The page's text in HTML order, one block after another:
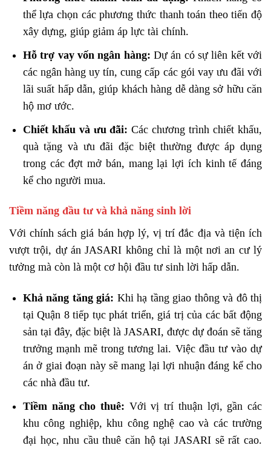
thể lựa chọn các phương thức thanh toán theo tiến độ
xây dựng, giúp giảm áp lực tài chính.
Hỗ trợ vay vốn ngân hàng: Dự án có sự liên kết với
các ngân hàng uy tín, cung cấp các gói vay ưu đãi với
lãi suất hấp dẫn, giúp khách hàng dễ dàng sở hữu căn
hộ mơ ước.
Chiết khấu và ưu đãi: Các chương trình chiết khấu,
quà tặng và ưu đãi đặc biệt thường được áp dụng
trong các đợt mở bán, mang lại lợi ích kinh tế đáng
kể cho người mua.
Tiềm năng đầu tư và khả năng sinh lời
Với chính sách giá bán hợp lý, vị trí đắc địa và tiện ích
vượt trội, dự án JASARI không chỉ là một nơi an cư lý
tưởng mà còn là một cơ hội đầu tư sinh lời hấp dẫn.
Khả năng tăng giá: Khi hạ tầng giao thông và đô thị
tại Quận 8 tiếp tục phát triển, giá trị của các bất động
sản tại đây, đặc biệt là JASARI, được dự đoán sẽ tăng
trưởng mạnh mẽ trong tương lai. Việc đầu tư vào dự
án ở giai đoạn này sẽ mang lại lợi nhuận đáng kể cho
các nhà đầu tư.
Tiềm năng cho thuê: Với vị trí thuận lợi, gần các
khu công nghiệp, khu công nghệ cao và các trường
đại học, nhu cầu thuê căn hộ tại JASARI sẽ rất cao.